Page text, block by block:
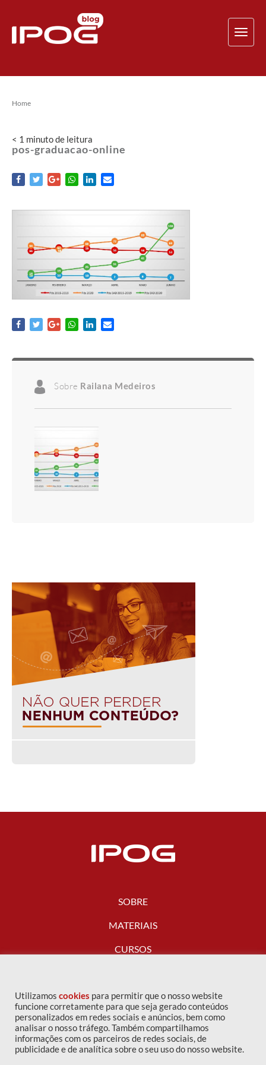
Home
< 1 minutode leitura
pos-graduacao-online
Sobre Railana Medeiros
SOBRE
MATERIAIS
CURSOS
FALE CONOSCO
Utilizamos cookies para permitir que o nosso website
funcione corretamente para que seja gerado conteúdos
personalizados em redes sociais e anúncios, bem como
analisar o nosso tráfego. Também compartilhamos
informações com os parceiros de redes sociais, de
publicidade e de analítica sobre o seu uso do nosso website.